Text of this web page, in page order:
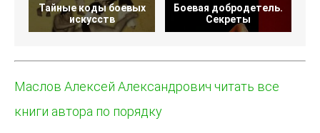
Тайные коды боевых
искусств
Боевая добродетель.
Секреты
Маслов Алексей Александрович читать все
книги автора по порядку